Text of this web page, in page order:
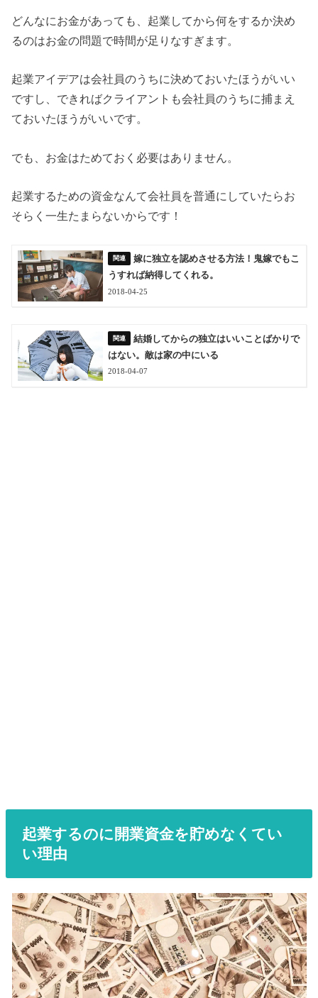
どんなにお金があっても、起業してから何をするか決め
るのはお金の問題で時間が足りなすぎます。
起業アイデアは会社員のうちに決めておいたほうがいい
ですし、できればクライアントも会社員のうちに捕まえ
ておいたほうがいいです。
でも、お金はためておく必要はありません。
起業するための資金なんて会社員を普通にしていたらお
そらく一生たまらないからです！
嫁に独立を認めさせる方法！鬼嫁でもこ
うすれば納得してくれる。
2018-04-25
結婚してからの独立はいいことばかりで
はない。敵は家の中にいる
2018-04-07
起業するのに開業資金を貯めなくてい
い理由